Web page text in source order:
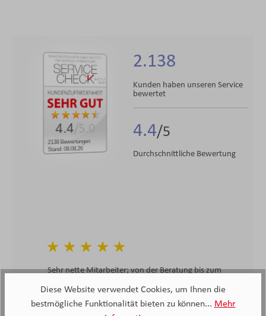
2138 Bewertungen
Stand: 08.08.26
4.4/5.0
2.138
Kunden haben unseren Service
bewertet
4.4
Durchschnittliche Bewertung
Sehr nette Mitarbeiter; von der Beratung bis zum
Aufbau.
Diese Website verwendet Cookies, um Ihnen die
bestmögliche Funktionalität bieten zu können... Mehr